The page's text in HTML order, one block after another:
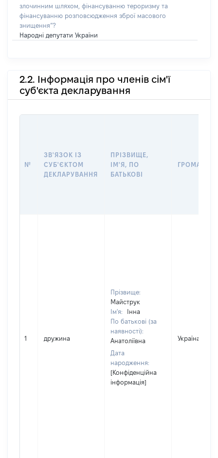
злочинним шляхом, фінансуванню тероризму та
фінансуванню розповсюдження зброї масового
знищення”?
Народні депутати України
2.2. Інформація про членів сім'ї
суб'єкта декларування
№
ЗВ'ЯЗОК ІЗ
СУБ'ЄКТОМ
ДЕКЛАРУВАННЯ
ПРІЗВИЩЕ,
ІМ'Я, ПО
БАТЬКОВІ
1 дружина
Прізвище:
Майструк
Ім'я:
Інна
По батькові (за
наявності):
Анатоліївна
Дата
народження:
[Конфіденційна
інформація]
Україна